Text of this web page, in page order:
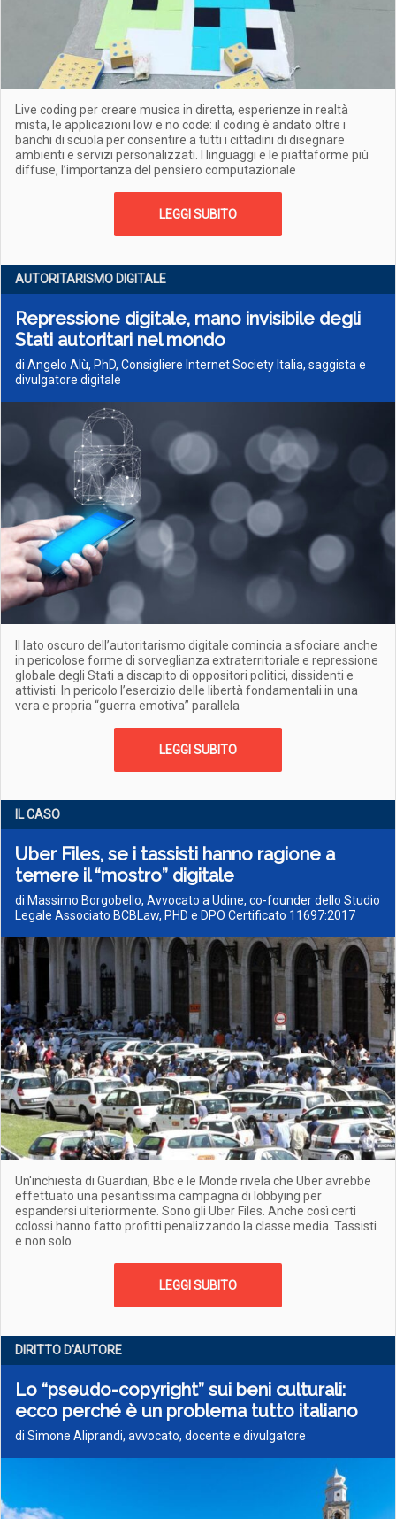
Live coding per creare musica in diretta, esperienze in realtà
mista, le applicazioni low e no code: il coding è andato oltre i
banchi di scuola per consentire a tutti i cittadini di disegnare
ambienti e servizi personalizzati. I linguaggi e le piattaforme più
diffuse, l’importanza del pensiero computazionale
LEGGI SUBITO
AUTORITARISMO DIGITALE
Repressione digitale, mano invisibile degli
Stati autoritari nel mondo
di Angelo Alù, PhD, Consigliere Internet Society Italia, saggista e
divulgatore digitale
Il lato oscuro dell’autoritarismo digitale comincia a sfociare anche
in pericolose forme di sorveglianza extraterritoriale e repressione
globale degli Stati a discapito di oppositori politici, dissidenti e
attivisti. In pericolo l’esercizio delle libertà fondamentali in una
vera e propria “guerra emotiva” parallela
LEGGI SUBITO
IL CASO
Uber Files, se i tassisti hanno ragione a
temere il “mostro” digitale
di Massimo Borgobello, Avvocato a Udine, co-founder dello Studio
Legale Associato BCBLaw, PHD e DPO Certificato 11697:2017
Un'inchiesta di Guardian, Bbc e le Monde rivela che Uber avrebbe
effettuato una pesantissima campagna di lobbying per
espandersi ulteriormente. Sono gli Uber Files. Anche così certi
colossi hanno fatto profitti penalizzando la classe media. Tassisti
e non solo
LEGGI SUBITO
DIRITTO D'AUTORE
Lo “pseudo-copyright” sui beni culturali:
ecco perché è un problema tutto italiano
di Simone Aliprandi, avvocato, docente e divulgatore